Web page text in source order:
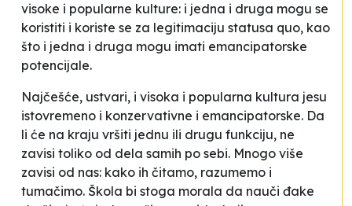
visoke i popularne kulture: i jedna i druga mogu se
koristiti i koriste se za legitimaciju statusa quo, kao
što i jedna i druga mogu imati emancipatorske
potencijale.
Najčešće, ustvari, i visoka i popularna kultura jesu
istovremeno i konzervativne i emancipatorske. Da
li će na kraju vršiti jednu ili drugu funkciju, ne
zavisi toliko od dela samih po sebi. Mnogo više
zavisi od nas: kako ih čitamo, razumemo i
tumačimo. Škola bi stoga morala da nauči đake